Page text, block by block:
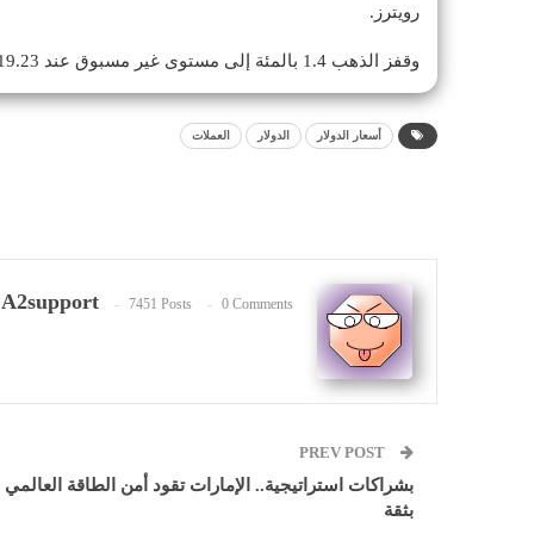
رويترز.
وقفز الذهب 1.4 بالمئة إلى مستوى غير مسبوق عند 3219.23 دولار للأونصة.
أسعار الدولار الدولار العملات
A2support 7451 Posts 0 Comments
بشراكات استراتيجية.. الإمارات تقود أمن الطاقة العالمي
بثقة